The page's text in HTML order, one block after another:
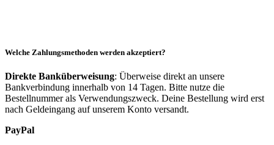
Welche Zahlungsmethoden werden akzeptiert?
Direkte Banküberweisung: Überweise direkt an unsere
Bankverbindung innerhalb von 14 Tagen. Bitte nutze die
Bestellnummer als Verwendungszweck. Deine Bestellung wird erst
nach Geldeingang auf unserem Konto versandt.
PayPal